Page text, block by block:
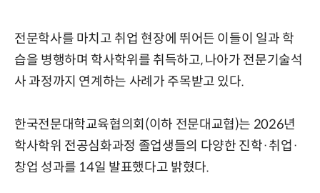
전문학사를 마치고 취업 현장에 뛰어든 이들이 일과 학
습을 병행하며 학사학위를 취득하고, 나아가 전문기술석
사 과정까지 연계하는 사례가 주목받고 있다.
한국전문대학교육협의회(이하 전문대교협)는 2026년
학사학위 전공심화과정 졸업생들의 다양한 진학·취업·
창업 성과를 14일 발표했다고 밝혔다.